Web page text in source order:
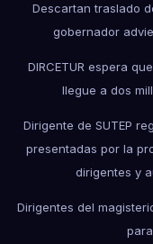
Descartan traslado
gobernador
DIRCETUR espera
llegue a dos
Dirigente de SUTEP
presentadas por la
dirigentes y
Dirigentes del